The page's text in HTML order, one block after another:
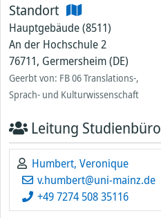
Standort
Hauptgebäude (8511)
An der Hochschule 2
76711, Germersheim (DE)
Geerbt von: FB 06 Translations-,
Sprach- und Kulturwissenschaft
Leitung Studienbüro
Humbert, Veronique
v.humbert@uni-mainz.de
+49 7274 508 35116